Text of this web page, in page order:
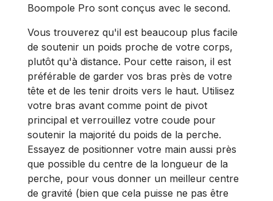
Boompole Pro sont conçus avec le second.
Vous trouverez qu'il est beaucoup plus facile
de soutenir un poids proche de votre corps,
plutôt qu'à distance. Pour cette raison, il est
préférable de garder vos bras près de votre
tête et de les tenir droits vers le haut. Utilisez
votre bras avant comme point de pivot
principal et verrouillez votre coude pour
soutenir la majorité du poids de la perche.
Essayez de positionner votre main aussi près
que possible du centre de la longueur de la
perche, pour vous donner un meilleur centre
de gravité (bien que cela puisse ne pas être